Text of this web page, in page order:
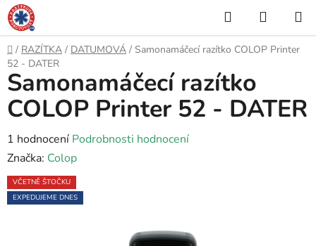
Přejít
na
obsah
Hledat
KOŠÍK
Domů
/ RAZÍTKA / DATUMOVÁ / Samonamáčecí razítko COLOP Printer
52 - DATER
Samonamáčecí razítko
COLOP Printer 52 - DATER
Průměrné
hodnocení
produktu
je
1 hodnocení Podrobnosti hodnocení
Značka: Colop
VČETNĚ ŠTOČKU
EXPEDUJEME DNES